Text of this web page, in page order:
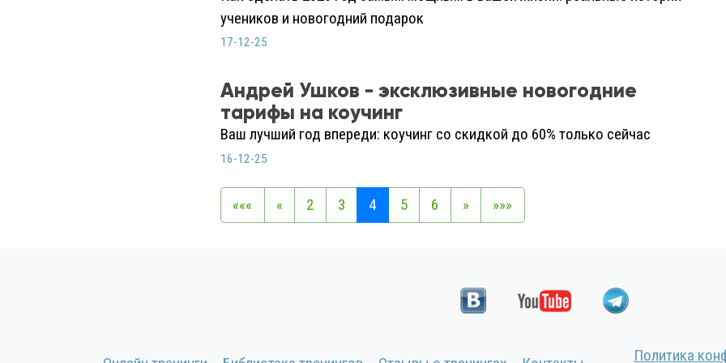
учеников и новогодний подарок
17-12-25
Андрей Ушков - эксклюзивные новогодние
тарифы на коучинг
Ваш лучший год впереди: коучинг со скидкой до 60% только сейчас
16-12-25
««« « 2 3 4 5 6 » »»»
Политика